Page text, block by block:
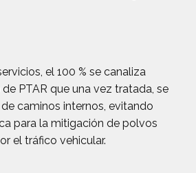
el 100 % se canaliza
PTAR que una vez tratada, se
caminos internos, evitando
para la mitigación de polvos
el tráfico vehicular.